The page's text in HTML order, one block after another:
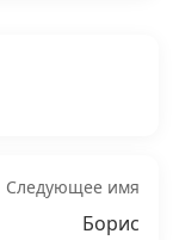
Следующее имя
Борис